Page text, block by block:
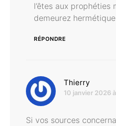
l’êtes aux prophéties
demeurez
RÉPONDRE
Thierry
10 janvier 2026
Si vos sources